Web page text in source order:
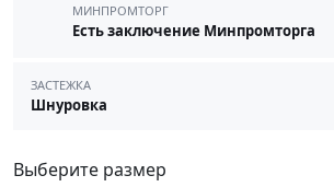
МИНПРОМТОРГ
Есть заключение Минпромторга
ЗАСТЕЖКА
Шнуровка
Выберите размер